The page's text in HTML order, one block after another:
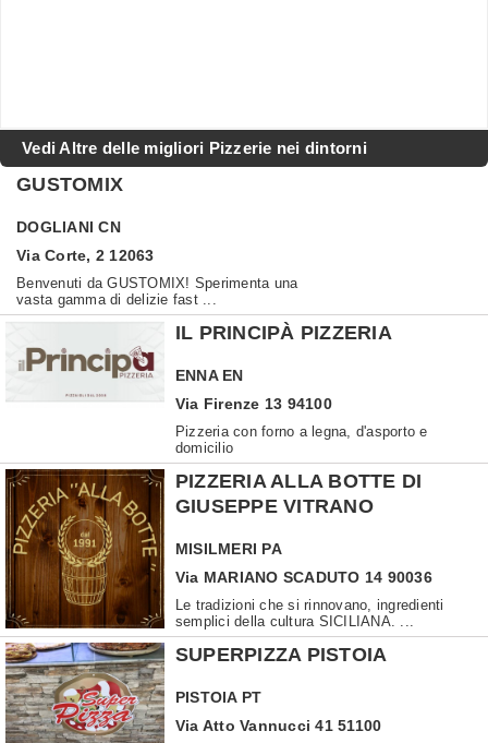
Vedi Altre delle migliori Pizzerie nei dintorni
GUSTOMIX
DOGLIANI CN
Via Corte, 2 12063
Benvenuti da GUSTOMIX! Sperimenta una
vasta gamma di delizie fast ...
IL PRINCIPÀ PIZZERIA
ENNA EN
Via Firenze 13 94100
Pizzeria con forno a legna, d'asporto e
domicilio
PIZZERIA ALLA BOTTE DI
GIUSEPPE VITRANO
MISILMERI PA
Via MARIANO SCADUTO 14 90036
Le tradizioni che si rinnovano, ingredienti
semplici della cultura SICILIANA. ...
SUPERPIZZA PISTOIA
PISTOIA PT
Via Atto Vannucci 41 51100